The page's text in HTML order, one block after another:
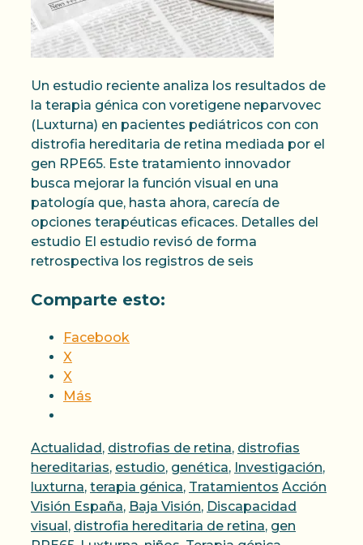
Un estudio reciente analiza los resultados de
la terapia génica con voretigene neparvovec
(Luxturna) en pacientes pediátricos con con
distrofia hereditaria de retina mediada por el
gen RPE65. Este tratamiento innovador
busca mejorar la función visual en una
patología que, hasta ahora, carecía de
opciones terapéuticas eficaces. Detalles del
estudio El estudio revisó de forma
retrospectiva los registros de seis
Comparte esto:
Facebook
X
X
Más
Categorías
Actualidad, distrofias de retina, distrofias
hereditarias, estudio, genética, Investigación,
luxturna, terapia génica, Tratamientos Etiquetas
Acción
Visión España, Baja Visión, Discapacidad
visual, distrofia hereditaria de retina, gen